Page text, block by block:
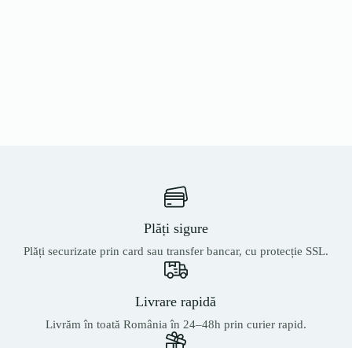
Plăți sigure
Plăți securizate prin card sau transfer bancar, cu protecție SSL.
Livrare rapidă
Livrăm în toată România în 24–48h prin curier rapid.